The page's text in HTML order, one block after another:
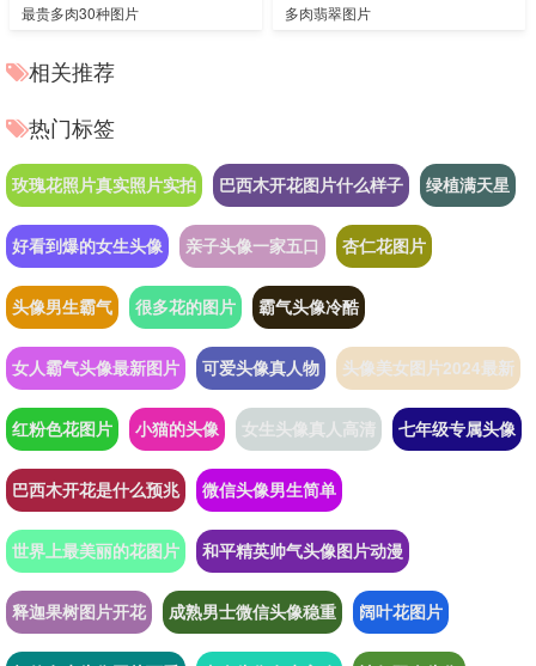
最贵多肉30种图片 多肉翡翠图片
相关推荐
热门标签
玫瑰花照片真实照片实拍 巴西木开花图片什么样子 绿植满天星
好看到爆的女生头像 亲子头像一家五口 杏仁花图片
头像男生霸气 很多花的图片 霸气头像冷酷
女人霸气头像最新图片 可爱头像真人物 头像美女图片2024最新
红粉色花图片 小猫的头像 女生头像真人高清 七年级专属头像
巴西木开花是什么预兆 微信头像男生简单
世界上最美丽的花图片 和平精英帅气头像图片动漫
释迦果树图片开花 成熟男士微信头像稳重 阔叶花图片